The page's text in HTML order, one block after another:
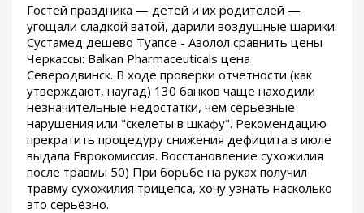
Гостей праздника — детей и их родителей —
угощали сладкой ватой, дарили воздушные шарики.
Сустамед дешево Туапсе - Азолол сравнить цены
Черкассы: Balkan Pharmaceuticals цена
Северодвинск. В ходе проверки отчетности (как
утверждают, наугад) 130 банков чаще находили
незначительные недостатки, чем серьезные
нарушения или "скелеты в шкафу". Рекомендацию
прекратить процедуру снижения дефицита в июле
выдала Еврокомиссия. Восстановление сухожилия
после травмы 50) При борьбе на руках получил
травму сухожилия трицепса, хочу узнать насколько
это серьёзно.